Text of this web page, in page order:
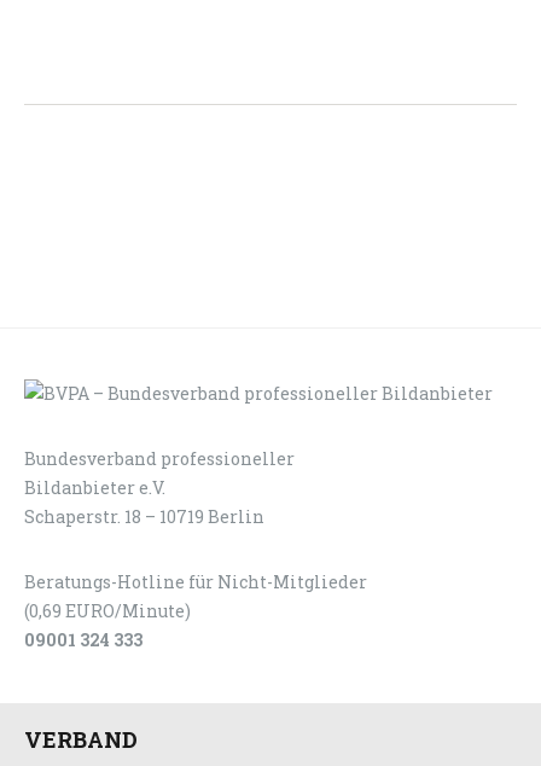
Bundesverband professioneller
Bildanbieter e.V.
Schaperstr. 18 – 10719 Berlin
Beratungs-Hotline für Nicht-Mitglieder
(0,69 EURO/Minute)
09001 324 333
VERBAND